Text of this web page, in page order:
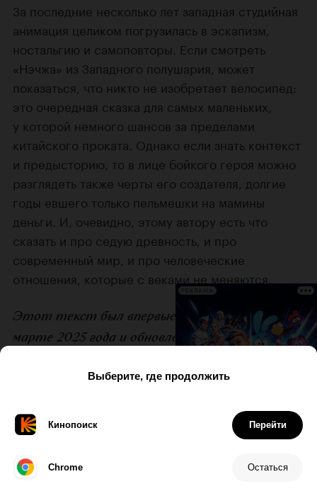
За последние несколько лет западная студийная
анимация целиком погрузилась в эскапизм,
ностальгию и самоповторы. Если смотреть
«Нэчжа» из Западного полушария, может
показаться, что никто не изобретает велосипед:
это очередная сказка для самых маленьких,
у которой немного шансов за пределами
китайского проката. Однако если знать контекст
и предысторию, то в лице бойкого героя можно
разглядеть также черты его создателя, долгие
годы евшего только пельмешки на мамины
деньги. И, очевидно, этому автору есть что
сказать и про седую древность, и про
современный мир, и про человеческие
отношения, которые с веками не меняются.
Этот текст был впервые опубликован в
марте 2025 года и обновлен в связи с выходом